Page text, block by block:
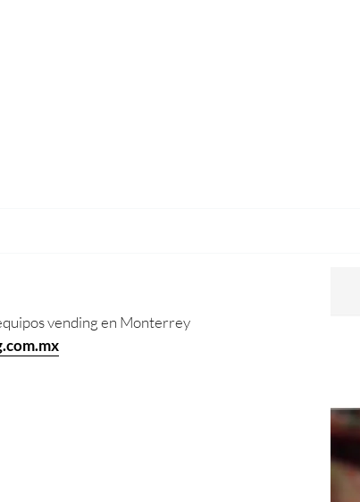
vending en Monterrey